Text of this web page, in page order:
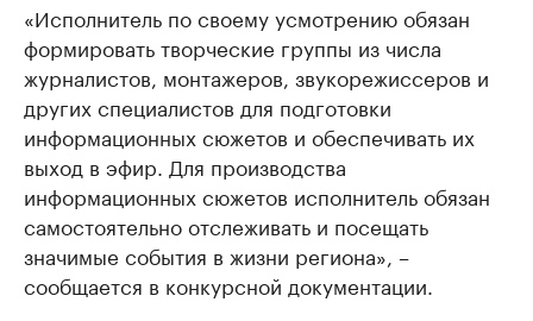
«Исполнитель по своему усмотрению обязан
формировать творческие группы из числа
журналистов, монтажеров, звукорежиссеров и
других специалистов для подготовки
информационных сюжетов и обеспечивать их
выход в эфир. Для производства
информационных сюжетов исполнитель обязан
самостоятельно отслеживать и посещать
значимые события в жизни региона», –
сообщается в конкурсной документации.